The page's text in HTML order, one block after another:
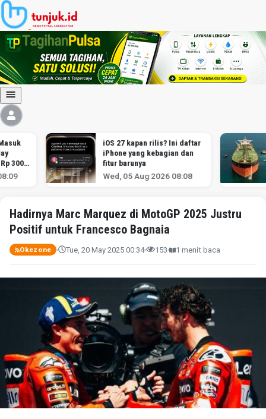
iOS 27 kapan rilis? Ini daftar
iPhone yang kebagian dan
fitur barunya
Wed, 05 Aug 2026 08:08
tanker di
terburuk
melawan
menurut
Wed, 05
Hadirnya Marc Marquez di MotoGP 2025 Justru
Positif untuk Francesco Bagnaia
Okezone Tue, 20 May 2025 00:34 153 1 menit baca